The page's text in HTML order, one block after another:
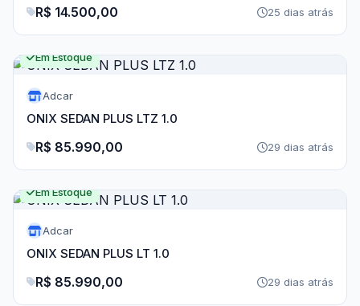
R$ 14.500,00 25 dias atrás
Em Estoque
Adcar
ONIX SEDAN PLUS LTZ 1.0
R$ 85.990,00 29 dias atrás
Em Estoque
Adcar
ONIX SEDAN PLUS LT 1.0
R$ 85.990,00 29 dias atrás